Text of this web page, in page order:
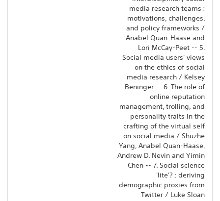
media research teams :
motivations, challenges,
and policy frameworks /
Anabel Quan-Haase and
Lori McCay-Peet -- 5.
Social media users' views
on the ethics of social
media research / Kelsey
Beninger -- 6. The role of
online reputation
management, trolling, and
personality traits in the
crafting of the virtual self
on social media / Shuzhe
Yang, Anabel Quan-Haase,
Andrew D. Nevin and Yimin
Chen -- 7. Social science
'lite'? : deriving
demographic proxies from
Twitter / Luke Sloan